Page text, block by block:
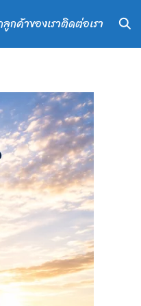
ลูกค้าของเราติดต่อเรา